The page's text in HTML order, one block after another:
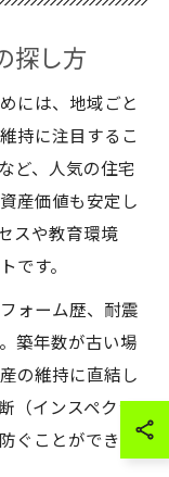
探し方
には、地域ごと
持に注目するこ
ど、人気の住宅
産価値も安定し
スや教育環境
です。
ォーム歴、耐震
築年数が古い場
の維持に直結し
（インスペクシ
ぐことができま